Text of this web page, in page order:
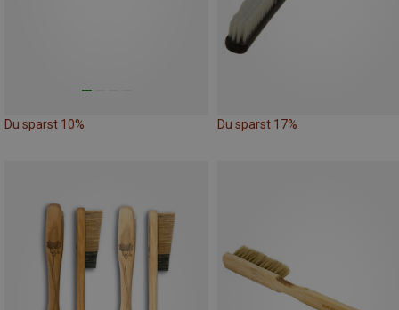
Du sparst 10% Du sparst 17%